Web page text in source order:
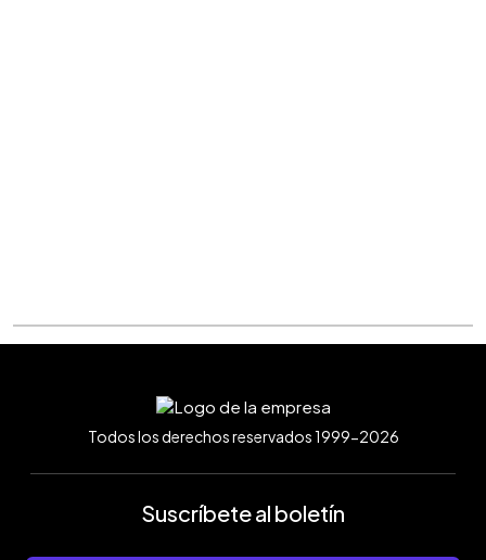
Todos los derechos reservados 1999-2026
Suscríbete al boletín